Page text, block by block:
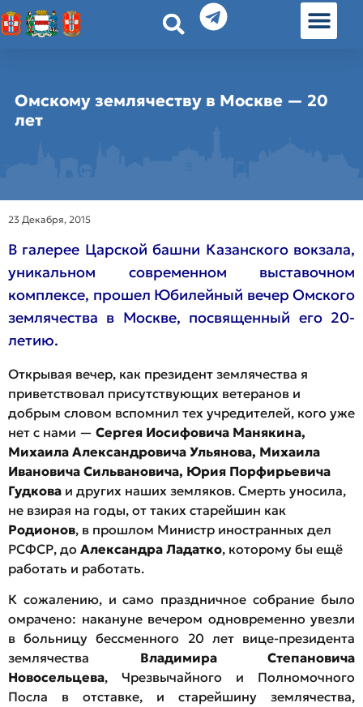
Омскому землячеству в Москве — 20
лет
23 Декабря, 2015
В галерее Царской башни Казанского вокзала,
уникальном современном выставочном
комплексе, прошел Юбилейный вечер Омского
землячества в Москве, посвященный его 20-
летию.
Открывая вечер, как президент землячества я
приветствовал присутствующих ветеранов и
добрым словом вспомнил тех учредителей, кого уже
нет с нами — Сергея Иосифовича Манякина,
Михаила Александровича Ульянова, Михаила
Ивановича Сильвановича, Юрия Порфирьевича
Гудкова и других наших земляков. Смерть уносила,
не взирая на годы, от таких старейшин как
Родионов, в прошлом Министр иностранных дел
РСФСР, до Александра Ладатко, которому бы ещё
работать и работать.
К сожалению, и само праздничное собрание было
омрачено: накануне вечером одновременно увезли
в больницу бессменного 20 лет вице-президента
землячества Владимира Степановича
Новосельцева, Чрезвычайного и Полномочного
Посла в отставке, и старейшину землячества,